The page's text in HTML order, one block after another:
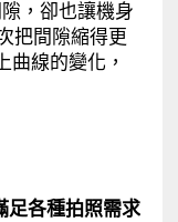
，卻也讓機身
把間隙縮得更
曲線的變化，
足各種拍照需求